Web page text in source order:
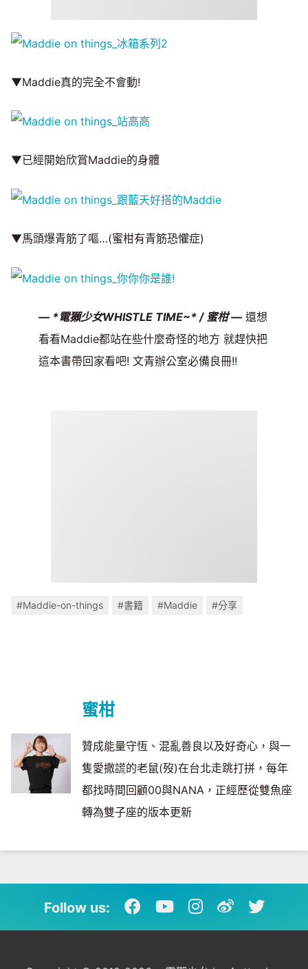
▼Maddie真的完全不會動!
▼已經開始欣賞Maddie的身體
▼馬頭爆青筋了嘔…(蜜柑有青筋恐懼症)
— *電獺少女WHISTLE TIME~* / 蜜柑 —還想
看看Maddie都站在些什麼奇怪的地方 就趕快把
這本書帶回家看吧! 文青辦公室必備良冊!!
#Maddie-on-things #書籍 #Maddie #分享
蜜柑
贊成能量守恆、混亂善良以及好奇心，與一
隻愛撒謊的老鼠(歿)在台北走跳打拼，每年
都找時間回顧00與NANA，正經歷從雙魚座
轉為雙子座的版本更新
Follow us: